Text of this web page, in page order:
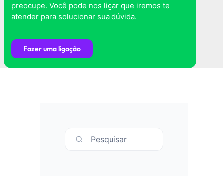
preocupe. Você pode nos ligar que iremos te
atender para solucionar sua dúvida.
Fazer uma ligação
Pesquisar